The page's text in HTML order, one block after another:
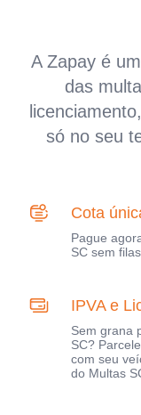
A Zapay é
das
só no seu
Cota
Pague
SC sem
IPVA e
Sem grana
SC?
com seu
do Multas